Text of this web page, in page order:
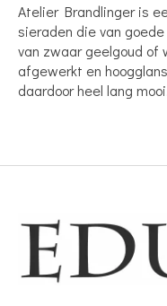
Atelier Brandlinger is
sieraden die van
van zwaar geelgoud of
afgewerkt en
daardoor heel lang